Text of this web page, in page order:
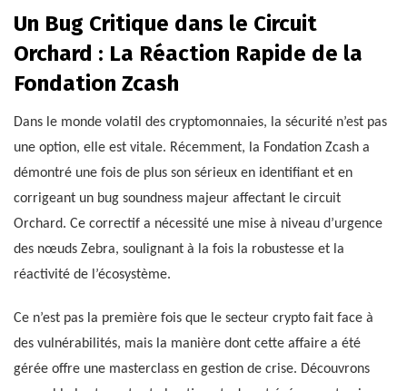
Un Bug Critique dans le Circuit
Orchard : La Réaction Rapide de la
Fondation Zcash
Dans le monde volatil des cryptomonnaies, la sécurité n’est pas
une option, elle est vitale. Récemment, la Fondation Zcash a
démontré une fois de plus son sérieux en identifiant et en
corrigeant un bug soundness majeur affectant le circuit
Orchard. Ce correctif a nécessité une mise à niveau d’urgence
des nœuds Zebra, soulignant à la fois la robustesse et la
réactivité de l’écosystème.
Ce n’est pas la première fois que le secteur crypto fait face à
des vulnérabilités, mais la manière dont cette affaire a été
gérée offre une masterclass en gestion de crise. Découvrons